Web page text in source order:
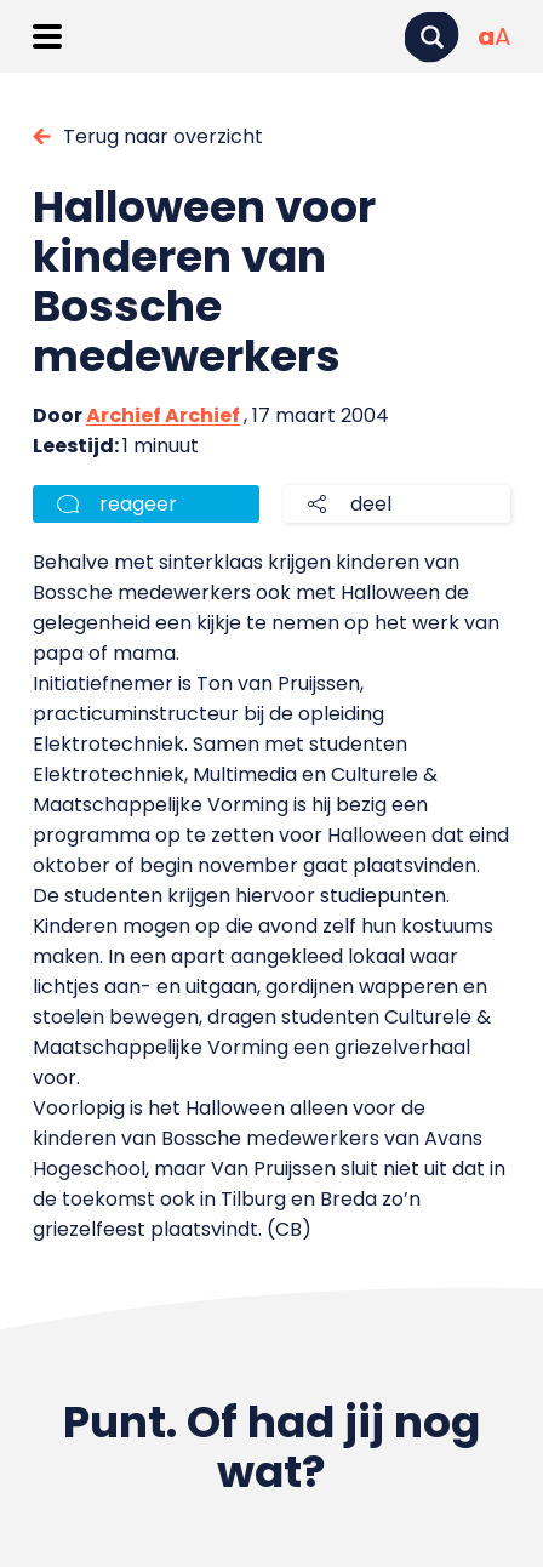
aA
Terug naar overzicht
Halloween voor
kinderen van
Bossche
medewerkers
DoorArchief Archief, 17 maart 2004
Leestijd:1 minuut
reageer deel
Behalve met sinterklaas krijgen kinderen van
Bossche medewerkers ook met Halloween de
gelegenheid een kijkje te nemen op het werk van
papa of mama.
Initiatiefnemer is Ton van Pruijssen,
practicuminstructeur bij de opleiding
Elektrotechniek. Samen met studenten
Elektrotechniek, Multimedia en Culturele &
Maatschappelijke Vorming is hij bezig een
programma op te zetten voor Halloween dat eind
oktober of begin november gaat plaatsvinden.
De studenten krijgen hiervoor studiepunten.
Kinderen mogen op die avond zelf hun kostuums
maken. In een apart aangekleed lokaal waar
lichtjes aan- en uitgaan, gordijnen wapperen en
stoelen bewegen, dragen studenten Culturele &
Maatschappelijke Vorming een griezelverhaal
voor.
Voorlopig is het Halloween alleen voor de
kinderen van Bossche medewerkers van Avans
Hogeschool, maar Van Pruijssen sluit niet uit dat in
de toekomst ook in Tilburg en Breda zo’n
griezelfeest plaatsvindt. (CB)
Punt. Of had jij nog
wat?